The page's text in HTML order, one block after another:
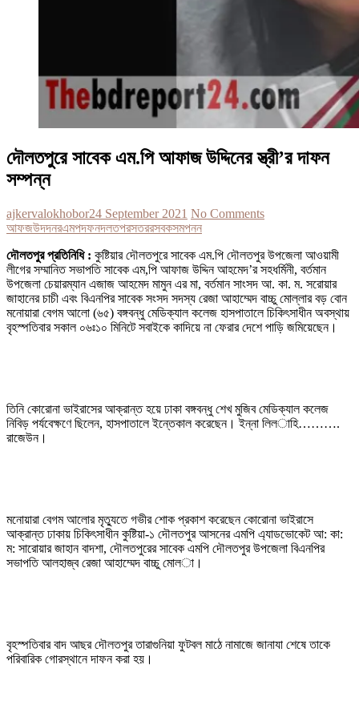
দৌলতপুরে সাবেক এম.পি আফাজ উদ্দিনের স্ত্রী’র দাফন
সম্পন্ন
ajkervalokhobor24 September 2021 No Comments
আফজউদদনরএমপদফনদলতপরসতররসবকসমপনন
দৌলতপুর প্রতিনিধি : কুষ্টিয়ার দৌলতপুরে সাবেক এম.পি দৌলতপুর উপজেলা আওয়ামী
লীগের সম্মানিত সভাপতি সাবেক এম,পি আফাজ উদ্দিন আহমেদ’র সহধর্মিনী, বর্তমান
উপজেলা চেয়ারম্যান এজাজ আহমেদ মামুন এর মা, বর্তমান সাংসদ আ. কা. ম. সরোয়ার
জাহানের চাচী এবং বিএনপির সাবেক সংসদ সদস্য রেজা আহাম্মেদ বাচ্চু মোল্লার বড় বোন
মনোয়ারা বেগম আলো (৬৫) বঙ্গবন্ধু মেডিক্যাল কলেজ হাসপাতালে চিকিৎসাধীন অবস্থায়
বৃহস্পতিবার সকাল ০৬ঃ১০ মিনিটে সবাইকে কাদিয়ে না ফেরার দেশে পাড়ি জমিয়েছেন।
তিনি কোরোনা ভাইরাসের আক্রান্ত হয়ে ঢাকা বঙ্গবন্ধু শেখ মুজিব মেডিক্যাল কলেজ
নিবিড় পর্যবেক্ষণে ছিলেন, হাসপাতালে ইন্তেকাল করেছেন। ইন্না লিল­াহি……….
রাজেউন।
মনোয়ারা বেগম আলোর মৃত্যুতে গভীর শোক প্রকাশ করেছেন কোরোনা ভাইরাসে
আক্রান্ত ঢাকায় চিকিৎসাধীন কুষ্টিয়া-১ দৌলতপুর আসনের এমপি এ্যাডভোকেট আ: কা:
ম: সারোয়ার জাহান বাদশা, দৌলতপুরের সাবেক এমপি দৌলতপুর উপজেলা বিএনপির
সভাপতি আলহাজ্ব রেজা আহাম্মেদ বাচ্চু মোল­া।
বৃহস্পতিবার বাদ আছর দৌলতপুর তারাগুনিয়া ফুটবল মাঠে নামাজে জানাযা শেষে তাকে
পরিবারিক গোরস্থানে দাফন করা হয়।